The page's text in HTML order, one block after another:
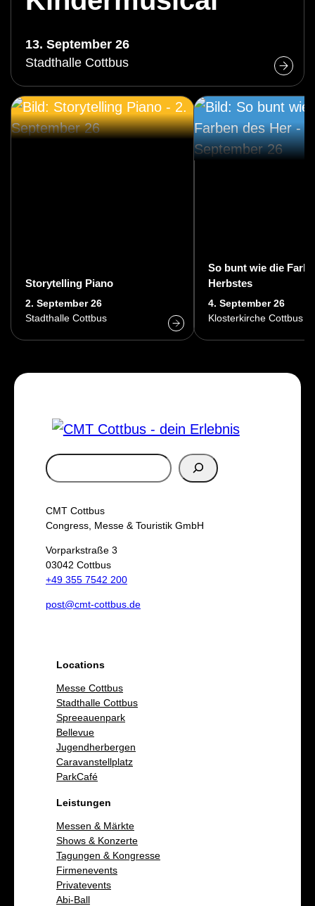
13. September 26
Stadthalle Cottbus
Storytelling Piano
2. September 26
Stadthalle Cottbus
So bunt wie die
Herbstes
4. September 26
Klosterkirche Cottbus
S
u
c
h
e
n
CMT Cottbus
Congress, Messe & Touristik GmbH
Vorparkstraße 3
03042 Cottbus
+49 355 7542 200
post@cmt-cottbus.de
Locations
Messe Cottbus
Stadthalle Cottbus
Spreeauenpark
Bellevue
Jugendherbergen
Caravanstellplatz
ParkCafé
Leistungen
Messen & Märkte
Shows & Konzerte
Tagungen & Kongresse
Firmenevents
Privatevents
Abi-Ball